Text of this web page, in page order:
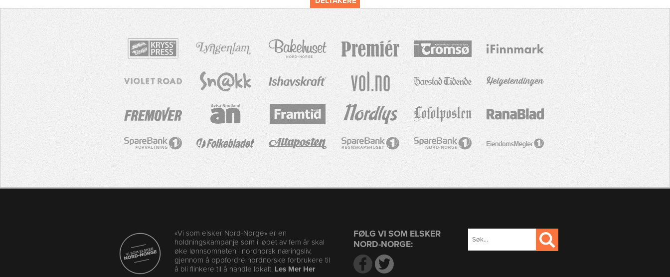
«Vi som elsker Nord-Norge» er en
holdningskampanje som i løpet av fem år skal
øke lønnsomheten i nordnorsk næringsliv,
gjennom å oppfordre nordnorske forbrukere til
å bli flinkere til å handle lokalt. Les Mer Her
FØLG VI SOM ELSKER
NORD-NORGE: